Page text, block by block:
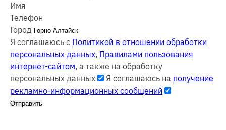
Имя
Телефон
Город
Я соглашаюсь с Политикой в отношении обработки
персональных данных, Правилами пользования
интернет-сайтом, а также на обработку
персональных данных
Я соглашаюсь на получение
рекламно-информационных сообщений
Отправить